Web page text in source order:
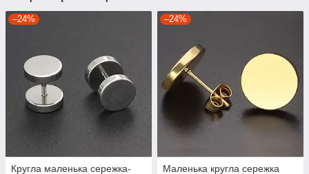
–24%
Кругла маленька сережка-
–24%
Маленька кругла сережка